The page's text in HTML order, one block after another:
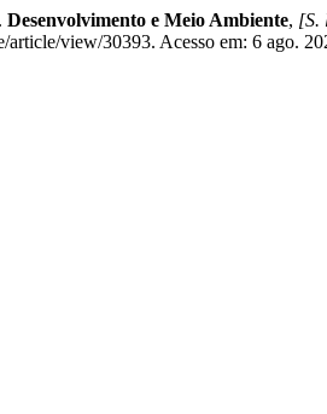
Desenvolvimento e Meio Ambiente, [S.
article/view/30393. Acesso em: 6 ago.